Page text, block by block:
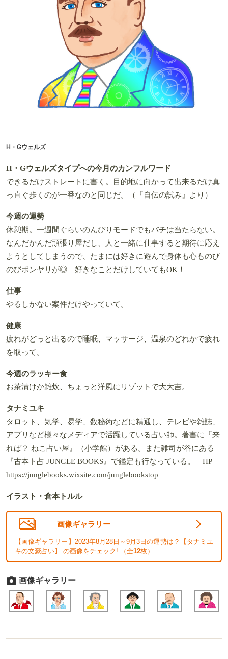
H・Gウェルズ
H・Gウェルズタイプへの今月のカンフルワード
できるだけストレートに書く。目的地に向かって出来るだけ真
っ直ぐ歩くのが一番なのと同じだ。（『自伝の試み』より）
今週の運勢
休憩期。一週間ぐらいのんびりモードでもバチは当たらない。
なんだかんだ頑張り屋だし、人と一緒に仕事すると期待に応え
ようとしてしまうので、たまには好きに遊んで身体も心ものび
のびボンヤリが◎ 好きなことだけしていてもOK！
仕事
やるしかない案件だけやっていて。
健康
疲れがどっと出るので睡眠、マッサージ、温泉のどれかで疲れ
を取って。
今週のラッキー食
お茶漬けか雑炊、ちょっと洋風にリゾットで大大吉。
タナミユキ
タロット、気学、易学、数秘術などに精通し、テレビや雑誌、
アプリなど様々なメディアで活躍している占い師。著書に『来
れば？ ねこ占い屋』（小学館）がある。また雑司が谷にある
『古本ト占 JUNGLE BOOKS』で鑑定も行なっている。 HP
https://junglebooks.wixsite.com/junglebookstop
イラスト・倉本トルル
画像ギャラリー
【画像ギャラリー】2023年8月28日～9月3日の運勢は？【タナミユ
キの文豪占い】 の画像をチェック! （全12枚）
画像ギャラリー